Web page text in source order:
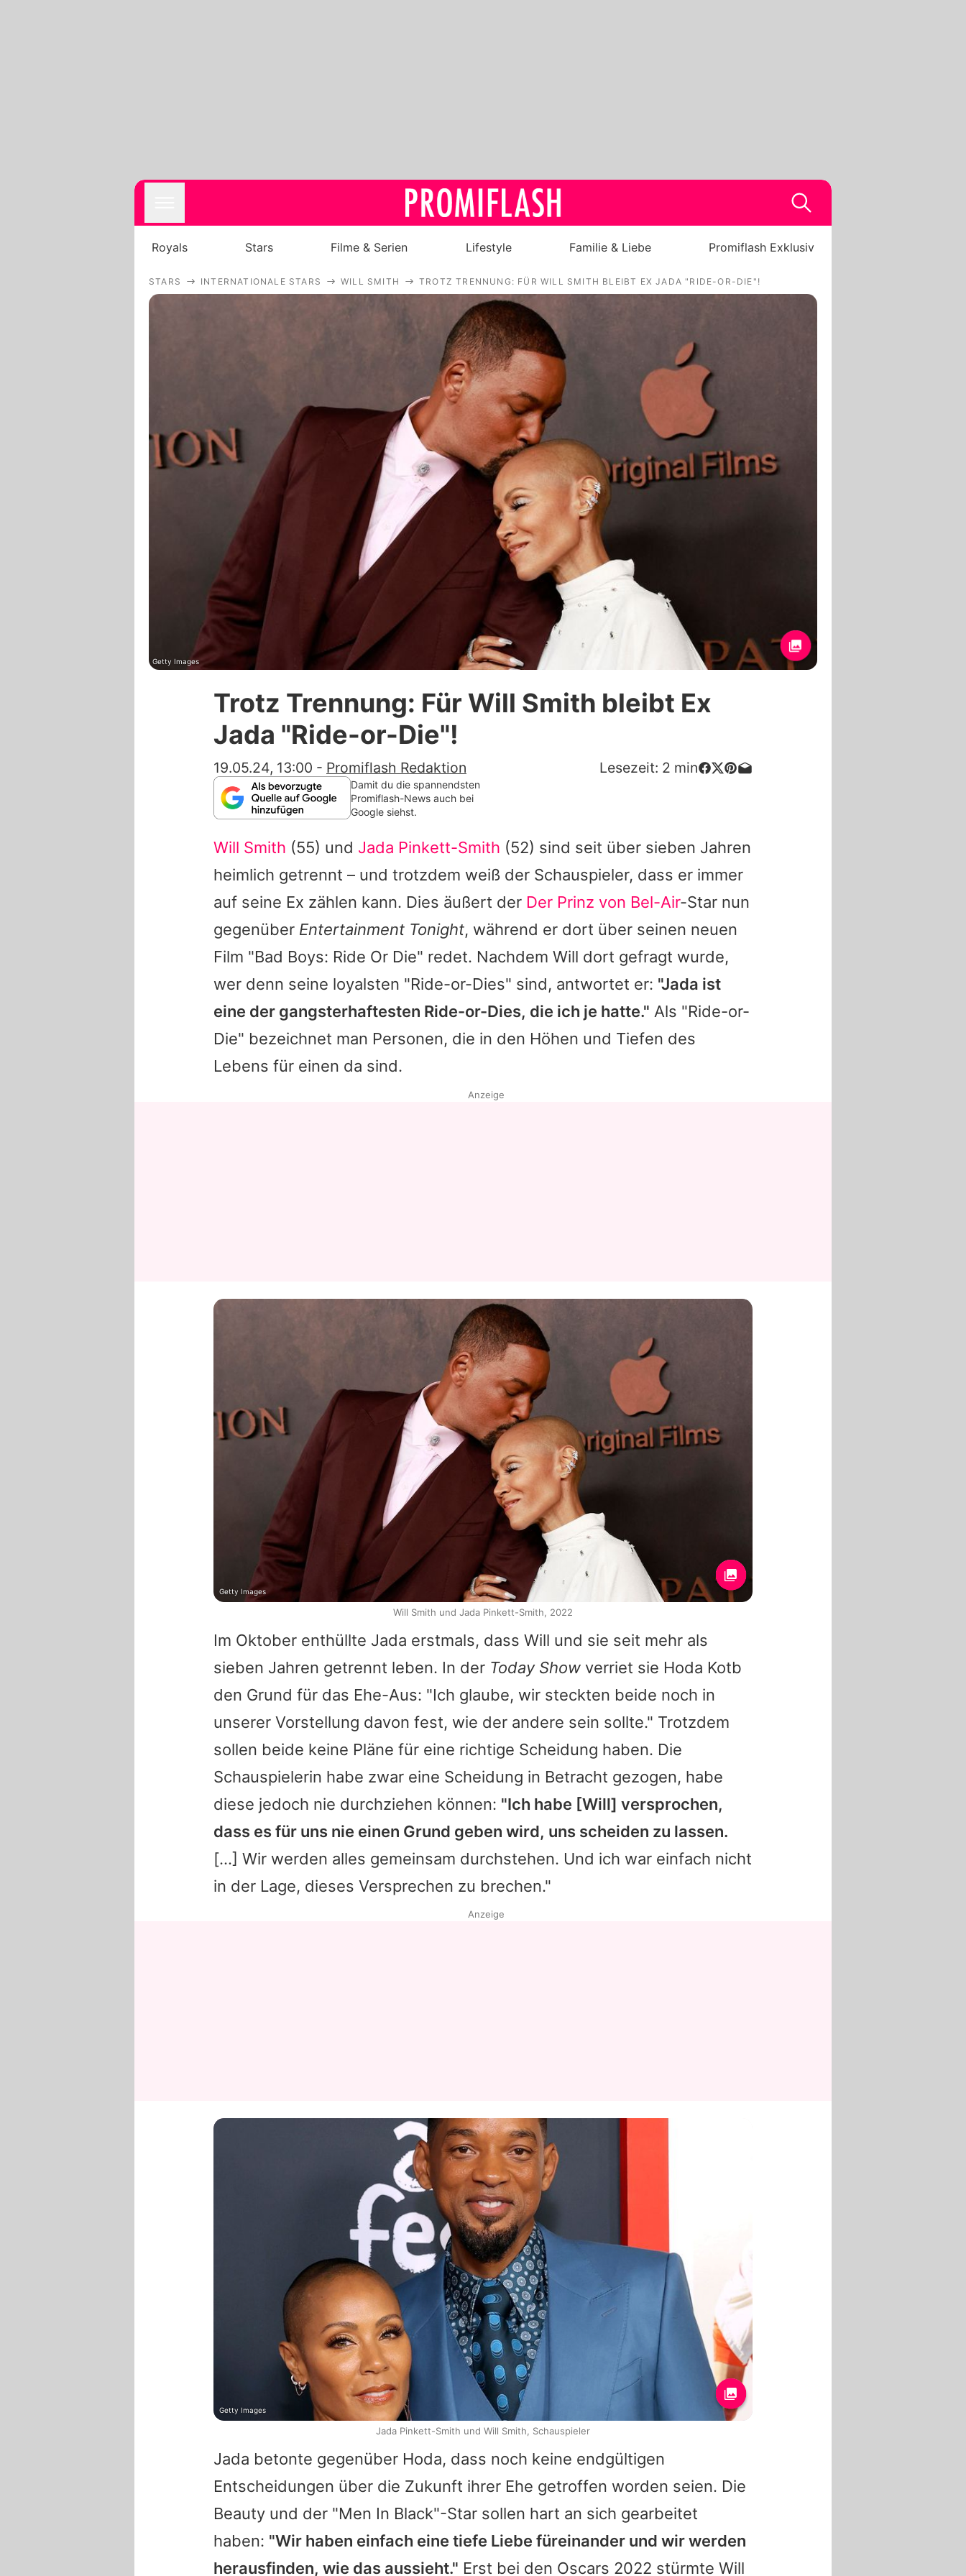
Royals
Stars
Filme & Serien
Lifestyle
Familie & Liebe
Promiflash Exklusiv
Alle Themen auf Promiflash
Jobs
App runterladen
Redaktionelle Richtlinien
Impressum
Datenschutzerklärung
Nutzungsbedingungen
Utiq verwalten
Royals Stars Filme & Serien Lifestyle Familie & Liebe Promiflash Exklusiv
STARS INTERNATIONALE STARS WILL SMITH TROTZ TRENNUNG: FÜR WILL SMITH BLEIBT EX JADA "RIDE-OR-DIE"!
Getty Images
Trotz Trennung: Für Will Smith bleibt Ex
Jada "Ride-or-Die"!
19.05.24, 13:00 - Promiflash Redaktion Lesezeit: 2 min
Damit du die spannendsten
Promiflash-News auch bei
Google siehst.
Will Smith (55) und Jada Pinkett-Smith (52) sind seit über sieben Jahren
heimlich getrennt – und trotzdem weiß der Schauspieler, dass er immer
auf seine Ex zählen kann. Dies äußert der Der Prinz von Bel-Air-Star nun
gegenüber Entertainment Tonight, während er dort über seinen neuen
Film "Bad Boys: Ride Or Die" redet. Nachdem Will dort gefragt wurde,
wer denn seine loyalsten "Ride-or-Dies" sind, antwortet er: "Jada ist
eine der gangsterhaftesten Ride-or-Dies, die ich je hatte." Als "Ride-or-
Die" bezeichnet man Personen, die in den Höhen und Tiefen des
Lebens für einen da sind.
Im Oktober enthüllte Jada erstmals, dass Will und sie seit mehr als
sieben Jahren getrennt leben. In der Today Show verriet sie Hoda Kotb
den Grund für das Ehe-Aus: "Ich glaube, wir steckten beide noch in
unserer Vorstellung davon fest, wie der andere sein sollte." Trotzdem
sollen beide keine Pläne für eine richtige Scheidung haben. Die
Schauspielerin habe zwar eine Scheidung in Betracht gezogen, habe
diese jedoch nie durchziehen können: "Ich habe [Will] versprochen,
dass es für uns nie einen Grund geben wird, uns scheiden zu lassen.
[...] Wir werden alles gemeinsam durchstehen. Und ich war einfach nicht
in der Lage, dieses Versprechen zu brechen."
Jada betonte gegenüber Hoda, dass noch keine endgültigen
Entscheidungen über die Zukunft ihrer Ehe getroffen worden seien. Die
Beauty und der "Men In Black"-Star sollen hart an sich gearbeitet
haben: "Wir haben einfach eine tiefe Liebe füreinander und wir werden
herausfinden, wie das aussieht." Erst bei den Oscars 2022 stürmte Will
Anzeige
Getty Images
Will Smith und Jada Pinkett-Smith, 2022
Anzeige
Getty Images
Jada Pinkett-Smith und Will Smith, Schauspieler